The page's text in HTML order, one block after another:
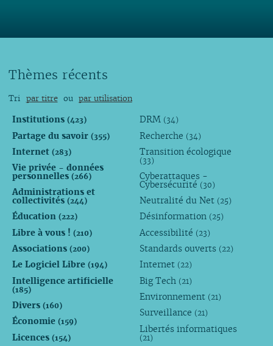
Thèmes récents
Tri par titre ou par utilisation
Institutions (423)
Partage du savoir (355)
Internet (283)
Vie privée - données
personnelles (266)
Administrations et
collectivités (244)
Éducation (222)
Libre à vous ! (210)
Associations (200)
Le Logiciel Libre (194)
Intelligence artificielle
(185)
Divers (160)
Économie (159)
Licences (154)
DRM (34)
Recherche (34)
Transition écologique
(33)
Cyberattaques -
Cybersécurité (30)
Neutralité du Net (25)
Désinformation (25)
Accessibilité (23)
Standards ouverts (22)
Internet (22)
Big Tech (21)
Environnement (21)
Surveillance (21)
Libertés informatiques
(21)